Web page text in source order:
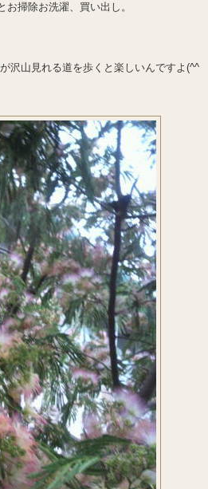
掃除お洗濯、買い出し。
沢山見れる道を歩くと楽しいんですよ(^^ゞ